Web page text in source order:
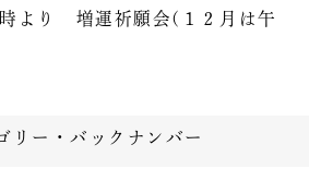
より 増運祈願会(１２月は午
リー・バックナンバー